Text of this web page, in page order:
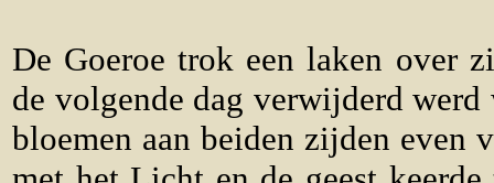
De Goeroe trok een laken over
de volgende dag verwijderd werd
bloemen aan beiden zijden even